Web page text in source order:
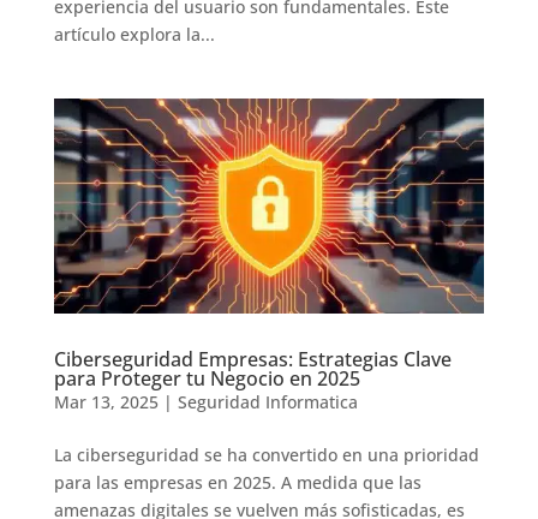
experiencia del usuario son fundamentales. Este
artículo explora la...
Ciberseguridad Empresas: Estrategias Clave
para Proteger tu Negocio en 2025
Mar 13, 2025| Seguridad Informatica
La ciberseguridad se ha convertido en una prioridad
para las empresas en 2025. A medida que las
amenazas digitales se vuelven más sofisticadas, es